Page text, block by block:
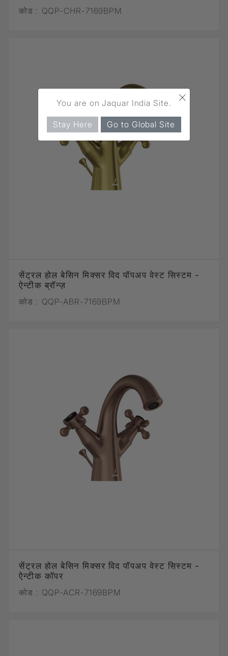
कोड : QQP-CHR-7169BPM
सेंट्रल होल बेसिन मिक्सर विद पॉपअप वेस्ट सिस्टम -
ऐन्टीक ब्रॉन्ज़
कोड : QQP-ABR-7169BPM
सेंट्रल होल बेसिन मिक्सर विद पॉपअप वेस्ट सिस्टम -
ऐन्टीक कॉपर
कोड : QQP-ACR-7169BPM
×
You are on Jaquar India Site.
Stay Here Go to Global Site